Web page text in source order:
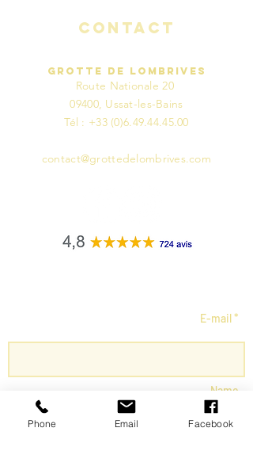
Contact
Grotte de Lombrives
Route Nationale 20
09400, Ussat-les-Bains
​​Tél : +33 (0)6.49.44.45.00
contact@grottedelombrives.com
E-mail *
Name
Phone Email Facebook